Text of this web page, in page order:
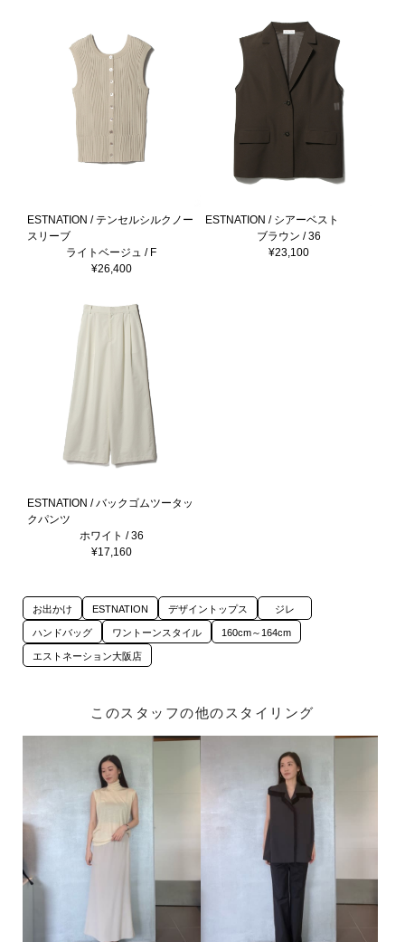
ESTNATION / テンセルシルクノー
スリーブ
ライトベージュ / F
¥26,400
ESTNATION / シアーベスト
ブラウン / 36
¥23,100
ESTNATION / バックゴムツータッ
クパンツ
ホワイト / 36
¥17,160
お出かけ ESTNATION デザイントップス ジレ
ハンドバッグ ワントーンスタイル 160cm～164cm
エストネーション大阪店
このスタッフの他のスタイリング